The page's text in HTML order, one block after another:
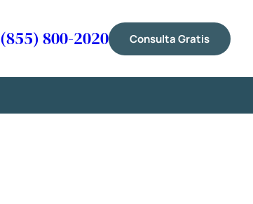
(855) 800-2020 Consulta Gratis